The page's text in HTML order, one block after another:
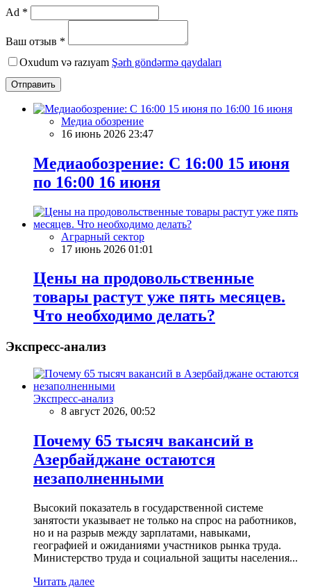
Ad *
Ваш отзыв *
Oxudum və razıyam Şərh göndərmə qaydaları
Отправить
Медиа обозрение
16 июнь 2026 23:47
Медиаобозрение: С 16:00 15 июня
по 16:00 16 июня
Аграрный сектор
17 июнь 2026 01:01
Цены на продовольственные
товары растут уже пять месяцев.
Что необходимо делать?
Экспресс-анализ
Экспресс-анализ
8 август 2026, 00:52
Почему 65 тысяч вакансий в
Азербайджане остаются
незаполненными
Высокий показатель в государственной системе
занятости указывает не только на спрос на работников,
но и на разрыв между зарплатами, навыками,
географией и ожиданиями участников рынка труда.
Министерство труда и социальной защиты населения...
Читать далее